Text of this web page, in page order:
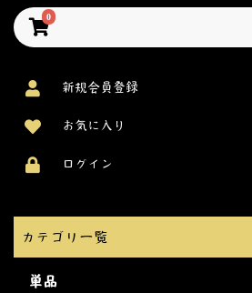
0
新規会員登録
お気に入り
ログイン
カテゴリ一覧
単品